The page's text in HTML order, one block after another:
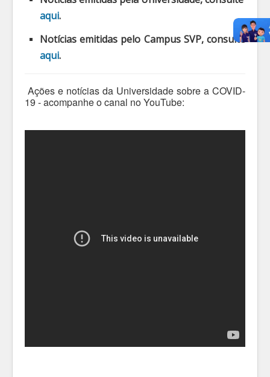
aqui.
Notícias emitidas pelo Campus SVP, consulte
aqui.
Ações e notícias da Universidade sobre a COVID-
19 - acompanhe o canal no YouTube: